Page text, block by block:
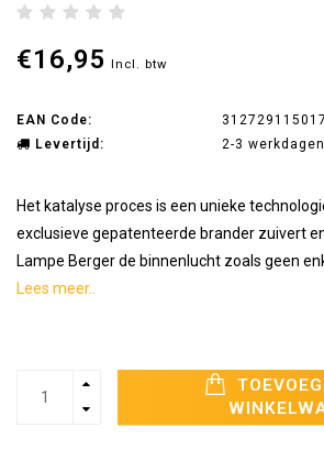
€16,95 Incl. btw
EAN Code:
Levertijd:
2-3 werkdagen
Het katalyse proces is een unieke
exclusieve gepatenteerde brander zuivert
Lampe Berger de binnenlucht zoals geen
Lees meer..